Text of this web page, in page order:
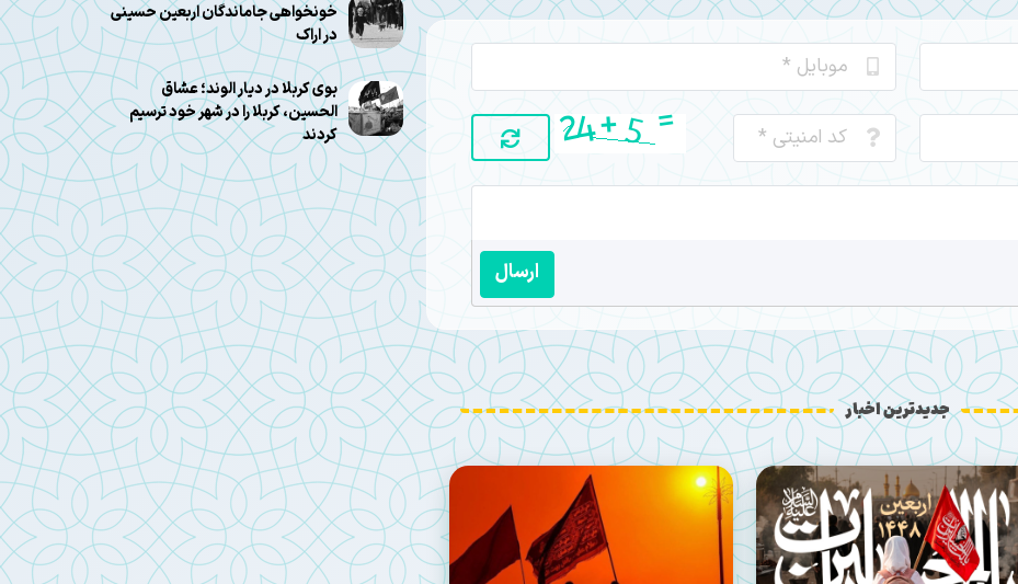
ارسال
جدیدترین اخبار
خونخواهی جاماندگان اربعین حسینی
در اراک
بوی کربلا در دیار الوند؛ عشاق
الحسین، کربلا را در شهر خود ترسیم
کردند